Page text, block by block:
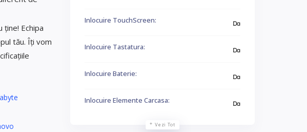
Echipa
tău. Îți vom
Inlocuire TouchScreen: Da
Inlocuire Tastatura: Da
Inlocuire Baterie: Da
Inlocuire Elemente Carcasa: Da
Vezi Tot